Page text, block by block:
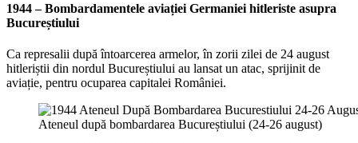
1944 –Bombardamentele aviației Germaniei hitleriste asupra
Bucureștiului
Ca represalii după întoarcerea armelor, în zorii zilei de 24 august
hitleriștii din nordul Bucureștiului au lansat un atac, sprijinit de
aviație, pentru ocuparea capitalei României.
Ateneul după bombardarea Bucureștiului (24-26 august)